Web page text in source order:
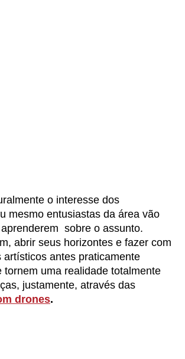
o interesse dos
mesmo entusiastas da área vão
sobre o assunto.
abrir seus horizontes e fazer com
artísticos antes praticamente
tornem uma realidade totalmente
justamente, através das
drones.